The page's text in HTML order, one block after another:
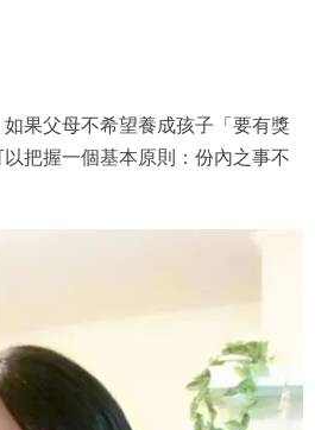
果父母不希望養成孩子「要有獎
把握一個基本原則：份內之事不